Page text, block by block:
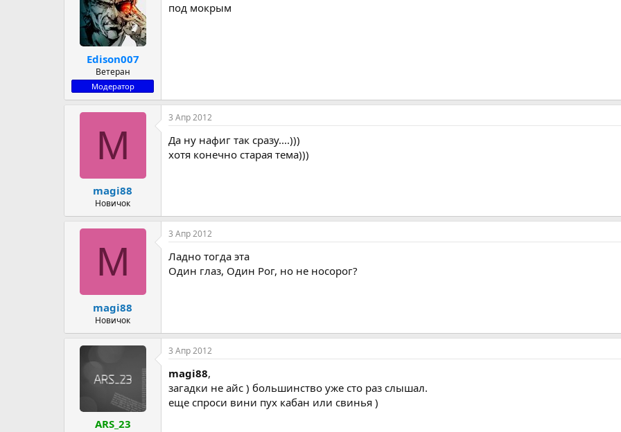
Edison007
Ветеран
Модератор
под мокрым
M
magi88
Новичок
3 Апр 2012
Да ну нафиг так сразу....)))
хотя конечно старая тема)))
M
magi88
Новичок
3 Апр 2012
Ладно тогда эта
Один глаз, Один Рог, но не носорог?
ARS_23
3 Апр 2012
magi88,
загадки не айс ) большинство уже сто раз слышал.
еще спроси вини пух кабан или свинья )